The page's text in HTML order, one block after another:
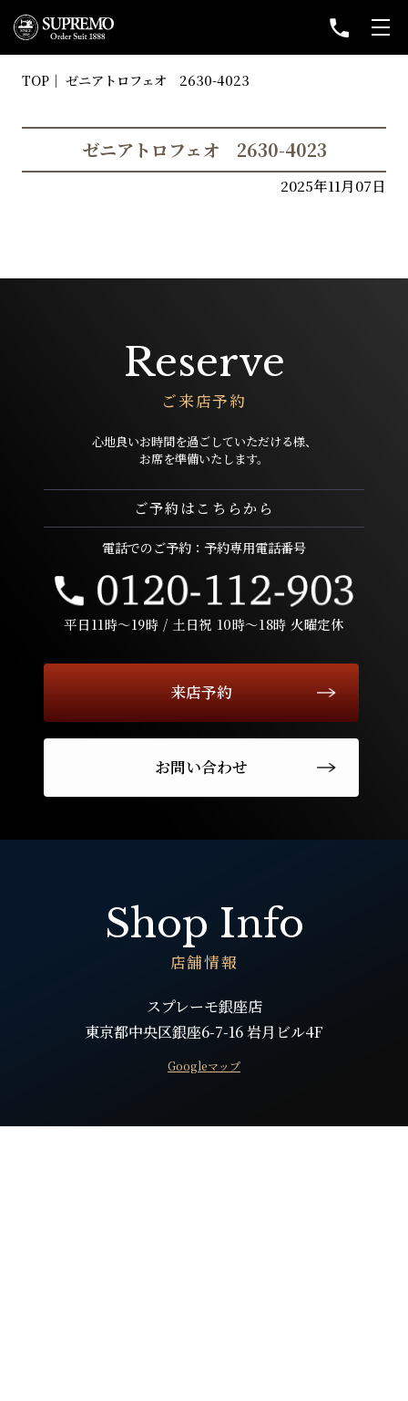
TOP ゼニアトロフェオ 2630-4023
ゼニアトロフェオ 2630-4023
2025年11月07日
Reserve
ご来店予約
心地良いお時間を過ごしていただける様、
お席を準備いたします。
ご予約はこちらから
電話でのご予約：予約専用電話番号
平日11時〜19時 / 土日祝 10時〜18時 火曜定休
来店予約
お問い合わせ
Shop Info
店舗情報
スプレーモ銀座店
東京都中央区銀座6-7-16 岩月ビル4F
Googleマップ